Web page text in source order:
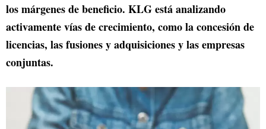
los márgenes de beneficio. KLG está analizando
activamente vías de crecimiento, como la concesión de
licencias, las fusiones y adquisiciones y las empresas
conjuntas.